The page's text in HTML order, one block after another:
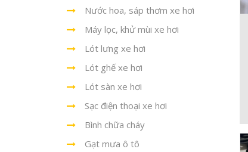
Nước hoa, sáp thơm xe hơi
Máy lọc, khử mùi xe hơi
Lót lưng xe hơi
Lót ghế xe hơi
Lót sàn xe hơi
Sạc điện thoại xe hơi
Bình chữa cháy
Gạt mưa ô tô